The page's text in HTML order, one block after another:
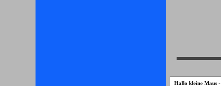
Hallo kleine Maus